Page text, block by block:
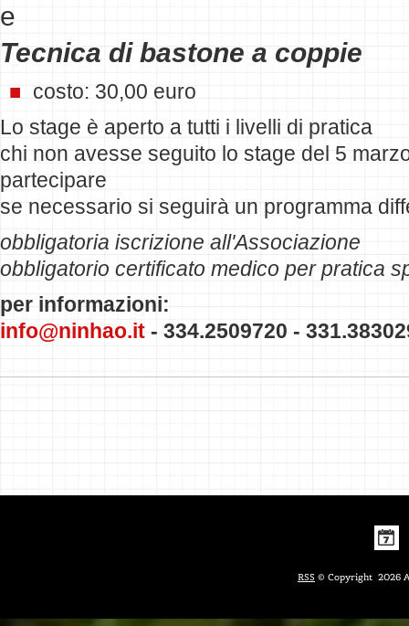
e
Tecnica di bastone a coppie
costo: 30,00 euro
Lo stage è aperto a tutti i livelli di pratica
chi non avesse seguito lo stage del 5
partecipare
se necessario si seguirà un programma
obbligatoria iscrizione all'Associazione
obbligatorio certificato medico per pratica
per informazioni:
info@ninhao.it - 334.2509720 -
RSS © Copyright 2026